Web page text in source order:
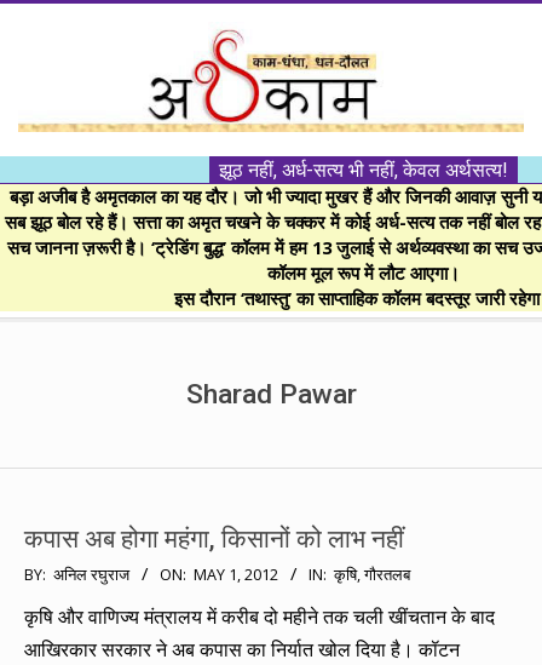
।।
अर्थकाम।।
BE
FINANCIALLY
CLEVER!
झूठ नहीं, अर्ध-सत्य भी नहीं, केवल अर्थसत्य!
बड़ा अजीब है अमृतकाल का यह दौर। जो भी ज्यादा मुखर हैं और जिनकी आवाज़ सुनी
सब झूठ बोल रहे हैं। सत्ता का अमृत चखने के चक्कर में कोई अर्ध-सत्य तक नहीं बोल
सच जानना ज़रूरी है। ‘ट्रेडिंग बुद्ध’ कॉलम में हम 13 जुलाई से अर्थव्यवस्था का सच
कॉलम मूल रूप में लौट आएगा।
इस दौरान ‘तथास्तु’ का साप्ताहिक कॉलम बदस्तूर जारी
Sharad Pawar
कपास अब होगा महंगा, किसानों को लाभ नहीं
2012-
05-
01
BY: अनिल रघुराज ON: MAY 1, 2012 IN: कृषि,गौरतलब
कृषि और वाणिज्य मंत्रालय में करीब दो महीने तक चली खींचतान के बाद
आखिरकार सरकार ने अब कपास का निर्यात खोल दिया है। कॉटन